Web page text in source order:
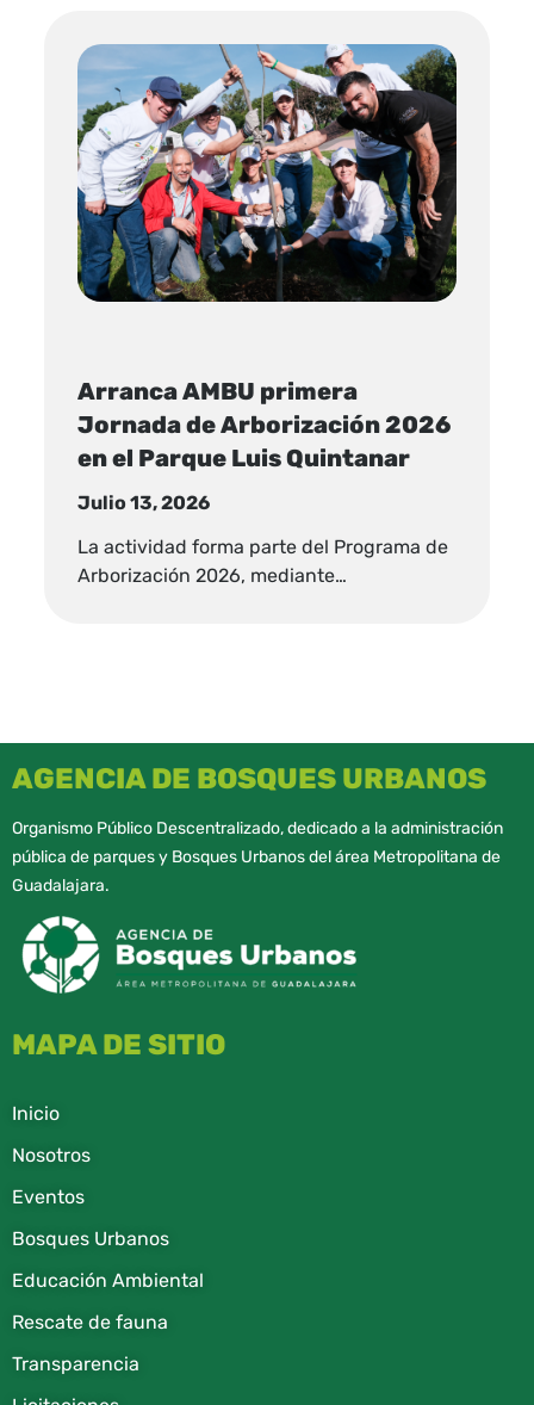
Arranca AMBU primera
Jornada de Arborización 2026
en el Parque Luis Quintanar
Julio 13, 2026
La actividad forma parte del Programa de
Arborización 2026, mediante…
AGENCIA DE BOSQUES URBANOS
Organismo Público Descentralizado, dedicado a la administración
pública de parques y Bosques Urbanos del área Metropolitana de
Guadalajara.
MAPA DE SITIO
Inicio
Nosotros
Eventos
Bosques Urbanos
Educación Ambiental
Rescate de fauna​
Transparencia